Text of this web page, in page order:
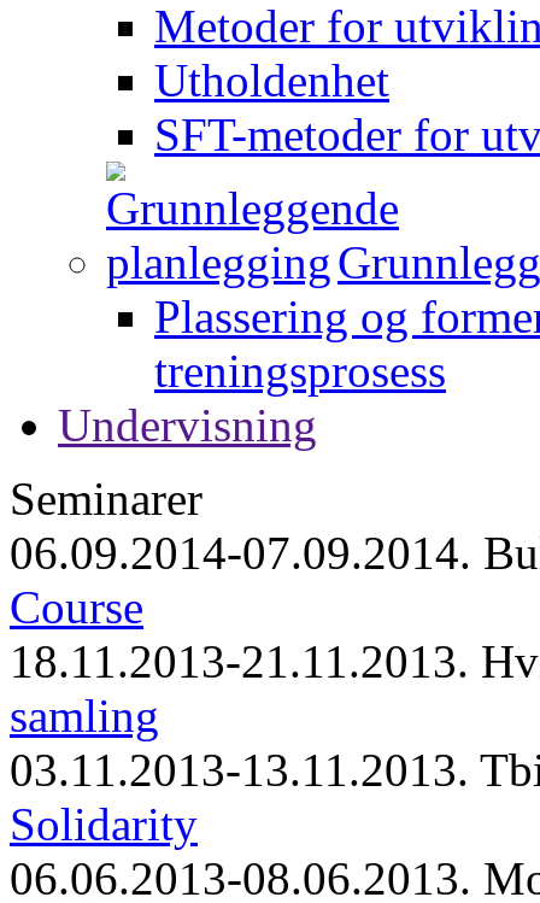
Metoder for
Utholdenhet
SFT-metoder for
Plassering og
treningsprosess
Undervisning
Seminarer
06.09.2014-07.09.2014.
Course
18.11.2013-21.11.2013.
samling
03.11.2013-13.11.2013.
Solidarity
06.06.2013-08.06.2013.